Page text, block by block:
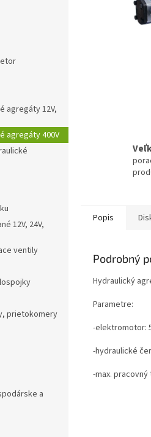
agregáty 12V,
agregáty 400V
12V, 24V,
ventily
prietokomery
a
Popis
Podrobný
Hydraulický
Parametre:
-elektromotor:
-hydraulické
-max. pracovný